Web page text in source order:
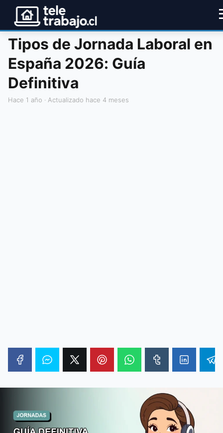
Tipos de Jornada Laboral en
España 2026: Guía
Definitiva
hace 1 año · Actualizado hace 4 meses